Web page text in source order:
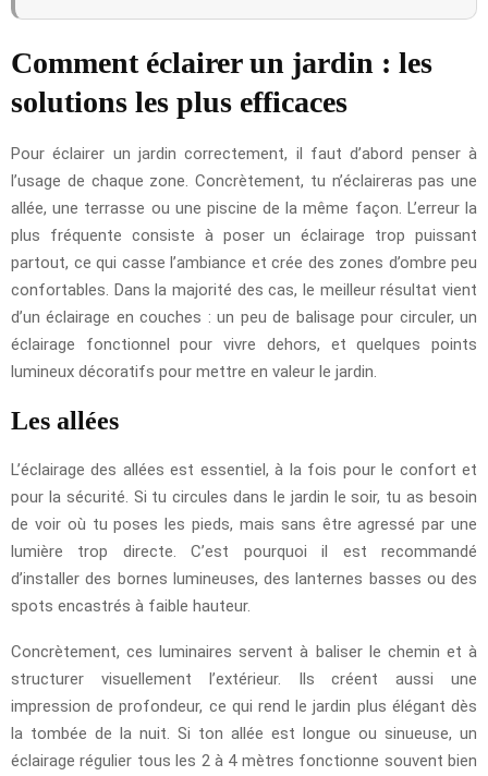
Comment éclairer un jardin : les
solutions les plus efficaces
Pour éclairer un jardin correctement, il faut d’abord penser à
l’usage de chaque zone. Concrètement, tu n’éclaireras pas une
allée, une terrasse ou une piscine de la même façon. L’erreur la
plus fréquente consiste à poser un éclairage trop puissant
partout, ce qui casse l’ambiance et crée des zones d’ombre peu
confortables. Dans la majorité des cas, le meilleur résultat vient
d’un éclairage en couches : un peu de balisage pour circuler, un
éclairage fonctionnel pour vivre dehors, et quelques points
lumineux décoratifs pour mettre en valeur le jardin.
Les allées
L’éclairage des allées est essentiel, à la fois pour le confort et
pour la sécurité. Si tu circules dans le jardin le soir, tu as besoin
de voir où tu poses les pieds, mais sans être agressé par une
lumière trop directe. C’est pourquoi il est recommandé
d’installer des bornes lumineuses, des lanternes basses ou des
spots encastrés à faible hauteur.
Concrètement, ces luminaires servent à baliser le chemin et à
structurer visuellement l’extérieur. Ils créent aussi une
impression de profondeur, ce qui rend le jardin plus élégant dès
la tombée de la nuit. Si ton allée est longue ou sinueuse, un
éclairage régulier tous les 2 à 4 mètres fonctionne souvent bien